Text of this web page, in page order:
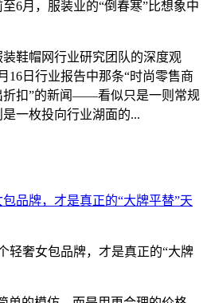
鞋帽网行业研究团队的深度观
16日行业报告中那条“时尚零售商
折扣”的新闻——看似只是一则常规
一枚投向行业湖面的...
品牌，才是真正的“大牌平替”天